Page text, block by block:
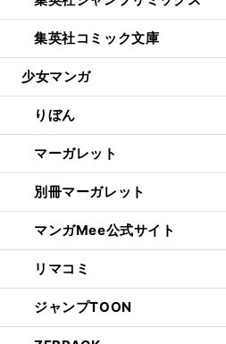
集英社コミック文庫
少女マンガ
りぼん
マーガレット
別冊マーガレット
マンガMee公式サイト
リマコミ
ジャンプTOON